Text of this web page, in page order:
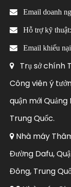
 Email doanh
 Hỗ trợ kỹ thuật:
 Email khiếu
 Trụ sở chính
Công viên ý
quận mới
Trung Quốc.
 Nhà máy
Đường Dafu,
Đông, Trung